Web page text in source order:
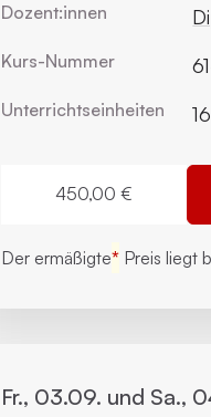
Dozent:innen
Kurs-Nummer
Unterrichts­einheiten 16
450,00 €
Der ermäßigte* Preis liegt
Fr., 03.09. und Sa.,